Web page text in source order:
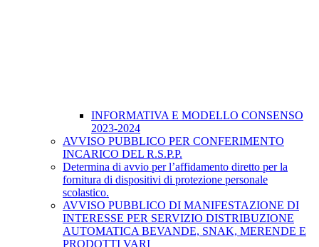
INFORMATIVA E MODELLO CONSENSO
2023-2024
AVVISO PUBBLICO PER CONFERIMENTO
INCARICO DEL R.S.P.P.
Determina di avvio per l’affidamento diretto per la
fornitura di dispositivi di protezione personale
scolastico.
AVVISO PUBBLICO DI MANIFESTAZIONE DI
INTERESSE PER SERVIZIO DISTRIBUZIONE
AUTOMATICA BEVANDE, SNAK, MERENDE E
PRODOTTI VARI